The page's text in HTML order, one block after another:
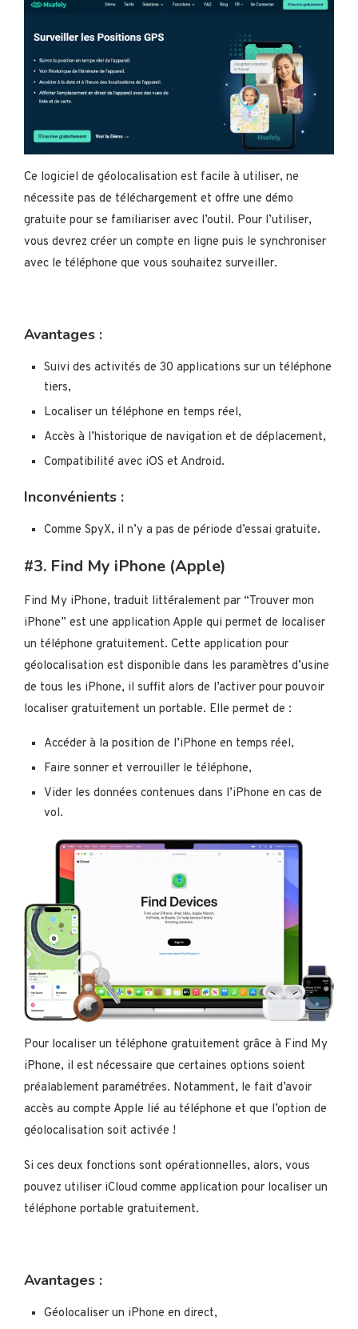
Ce logiciel de géolocalisation est facile à utiliser, ne
nécessite pas de téléchargement et offre une démo
gratuite pour se familiariser avec l’outil. Pour l’utiliser,
vous devrez créer un compte en ligne puis le synchroniser
avec le téléphone que vous souhaitez surveiller.
Avantages :
Suivi des activités de 30 applications sur un téléphone
tiers,
Localiser un téléphone en temps réel,
Accès à l’historique de navigation et de déplacement,
Compatibilité avec iOS et Android.
Inconvénients :
Comme SpyX, il n’y a pas de période d’essai gratuite.
#3. Find My iPhone (Apple)
Find My iPhone, traduit littéralement par “Trouver mon
iPhone” est une application Apple qui permet de localiser
un téléphone gratuitement. Cette application pour
géolocalisation est disponible dans les paramètres d’usine
de tous les iPhone, il suffit alors de l’activer pour pouvoir
localiser gratuitement un portable. Elle permet de :
Accéder à la position de l’iPhone en temps réel,
Faire sonner et verrouiller le téléphone,
Vider les données contenues dans l’iPhone en cas de
vol.
Pour localiser un téléphone gratuitement grâce à Find My
iPhone, il est nécessaire que certaines options soient
préalablement paramétrées. Notamment, le fait d’avoir
accès au compte Apple lié au téléphone et que l’option de
géolocalisation soit activée !
Si ces deux fonctions sont opérationnelles, alors, vous
pouvez utiliser iCloud comme application pour localiser un
téléphone portable gratuitement.
Avantages :
Géolocaliser un iPhone en direct,